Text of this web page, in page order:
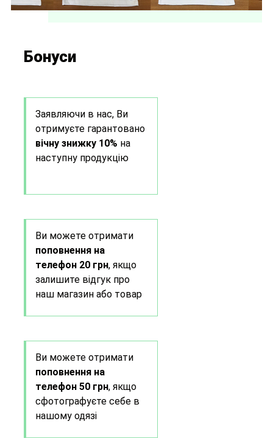
Бонуси
Заявляючи в нас, Ви
отримуєте гарантовано
вічну знижку 10% на
наступну продукцію
Ви можете отримати
поповнення на
телефон 20 грн, якщо
залишите відгук про
наш магазин або товар
Ви можете отримати
поповнення на
телефон 50 грн, якщо
сфотографуєте себе в
нашому одязі